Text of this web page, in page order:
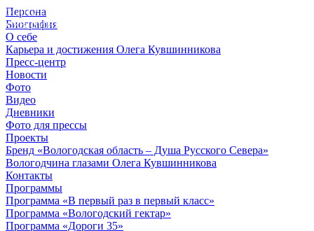
Персона
Биография
О себе
Карьера и достижения Олега Кувшинникова
Пресс-центр
Новости
Фото
Видео
Дневники
Фото для прессы
Проекты
Бренд «Вологодская область – Душа Русского Севера»
Вологодчина глазами Олега Кувшинникова
Контакты
Программы
Программа «В первый раз в первый класс»
Программа «Вологодский гектар»
Программа «Дороги 35»
© 2012 - 2023,
КУВШИННИКОВ О.А.